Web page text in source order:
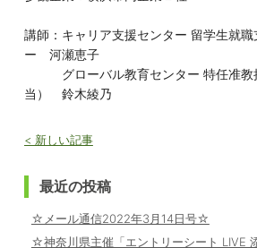
講師：キャリア支援センター 留学生就
ー 河瀬恵子
グローバル教育センター 特任准教
当） 鈴木綾乃
< 新しい記事
最近の投稿
☆メール通信2022年3月14日号☆
☆神奈川県主催「エントリーシート LIVE